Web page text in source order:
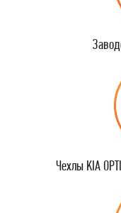
Чехлы KIA